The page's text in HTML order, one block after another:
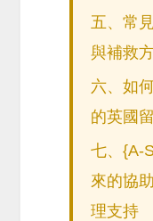
五、常
與補救
六、如
的英國
七、{A-
來的協
理支持